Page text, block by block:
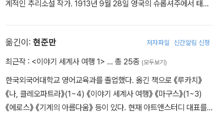
즈의 주인공은 1095년부터 교황 우르바누스 2세의 호소로 시작된
십자군 원정에 참여한 적이 있는 베네딕트회의 수도승 캐드펠이다.
시루즈베리 수도원으로 들어간 캐드펠의 주변에 살인사건이 끊이지
않는다. 에드거 앨런 포상을 받은 작가의 추리소설.
계적인 추리소설 작가. 1913년 9월 28일 영국의 슈롭셔주에서 태어
양한 경험과 이력은 소설 속에 고스란히 녹아 있다. 1939년 첫 소설
『네로의 친구 호르텐시우스』를 발표하면서 작품 활동을 시작하였으
는 에드거 앨런 포 상을 받았다. 1970년에는 ‘현대문학에 지대한 공
헌을 했다’는 치사와 함께 ‘마크 트웨인의 딸’이라는 호칭을 얻었으며,
1977년 『유골에 대한 기이한 취향』을 발표하며 시작된 캐드펠 수사
옮긴이: 현준만 저자파일 신간알림 신청
최근작 : <이야기 세계사 여행 1> … 총 25종 (모두보기)
한국외국어대학교 영어교육과를 졸업했다. 옮긴 책으로 《루카치》
《나, 클레오파트라》(1~4) 《이야기 세계사 여행》 《마구스》(1~3)
《에로스》 《기계의 아름다움》 등이 있다. 현재 아트앤스터디 대표를